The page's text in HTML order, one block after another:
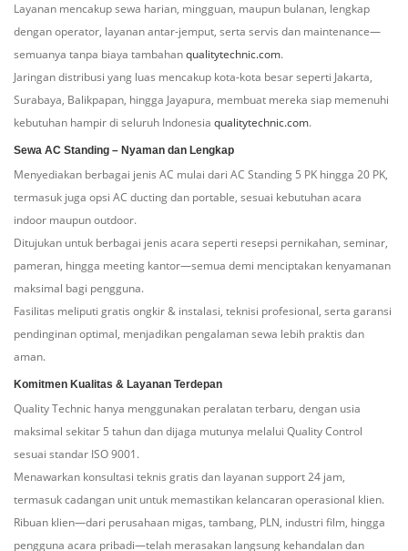
Layanan mencakup sewa harian, mingguan, maupun bulanan, lengkap
dengan operator, layanan antar-jemput, serta servis dan maintenance—
semuanya tanpa biaya tambahanqualitytechnic.com.
Jaringan distribusi yang luas mencakup kota-kota besar seperti Jakarta,
Surabaya, Balikpapan, hingga Jayapura, membuat mereka siap memenuhi
kebutuhan hampir di seluruh Indonesia qualitytechnic.com.
Sewa AC Standing – Nyaman dan Lengkap
Menyediakan berbagai jenis AC mulai dari AC Standing 5 PK hingga 20 PK,
termasuk juga opsi AC ducting dan portable, sesuai kebutuhan acara
indoor maupun outdoor.
Ditujukan untuk berbagai jenis acara seperti resepsi pernikahan, seminar,
pameran, hingga meeting kantor—semua demi menciptakan kenyamanan
maksimal bagi pengguna.
Fasilitas meliputi gratis ongkir & instalasi, teknisi profesional, serta garansi
pendinginan optimal, menjadikan pengalaman sewa lebih praktis dan
aman.
Komitmen Kualitas & Layanan Terdepan
Quality Technic hanya menggunakan peralatan terbaru, dengan usia
maksimal sekitar 5 tahun dan dijaga mutunya melalui Quality Control
sesuai standar ISO 9001.
Menawarkan konsultasi teknis gratis dan layanan support 24 jam,
termasuk cadangan unit untuk memastikan kelancaran operasional klien.
Ribuan klien—dari perusahaan migas, tambang, PLN, industri film, hingga
pengguna acara pribadi—telah merasakan langsung kehandalan dan